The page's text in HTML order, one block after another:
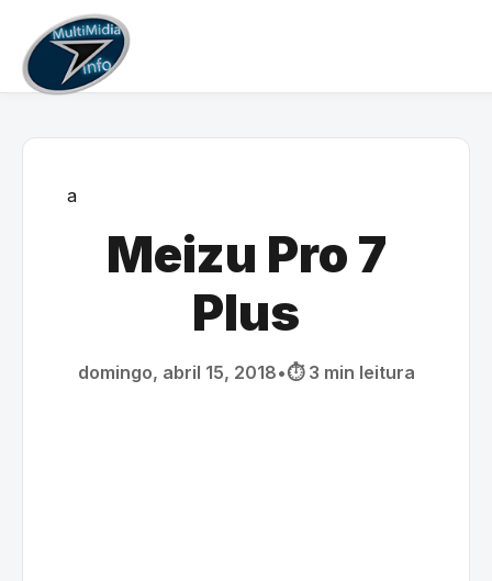
a
Meizu Pro 7
Plus
domingo, abril 15, 2018•⏱️ 3 min leitura